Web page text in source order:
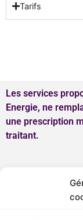
Tarifs
Les services
Energie, ne
une prescription
traitant.